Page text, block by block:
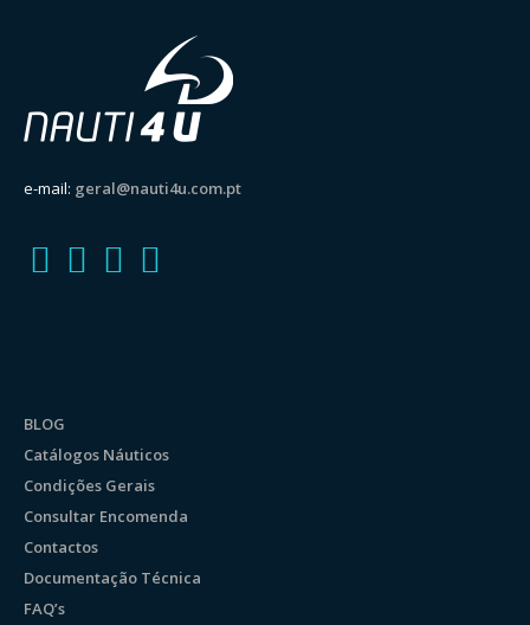
e-mail: geral@nauti4u.com.pt
BLOG
Catálogos Náuticos
Condições Gerais
Consultar Encomenda
Contactos
Documentação Técnica
FAQ’s